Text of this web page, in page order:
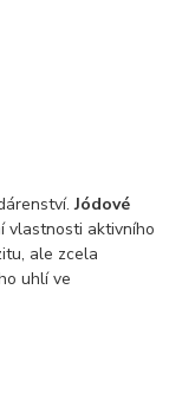
Jódové
vlastnosti aktivního
ale zcela
uhlí ve